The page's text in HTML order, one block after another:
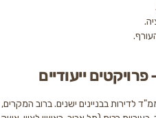
ייעודיים
ישנים. ברוב המקרים, נדרש רוב של